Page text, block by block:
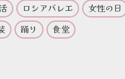
ロシアバレエ 女性の日
踊り 食堂